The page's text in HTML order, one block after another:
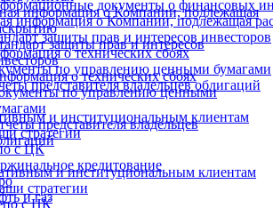
документы о финансовых
информация о Компании, подлежащая
защиты прав и интересов инвесторов
о технических сбоях
по управлению ценными бумагами
представителя владельцев облигаций
и институциональным клиентам
стратегии
с ЦК
кредитование
и газ
информация о Компании, подлежащая
защиты прав и интересов
о технических сбоях
по управлению ценными
представителя владельцев
и институциональным клиентам
стратегии
с ЦК